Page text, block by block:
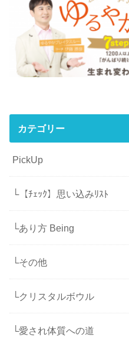
カテゴリー
PickUp
└【ﾁｪｯｸ】思い込みﾘｽﾄ
└あり方 Being
└その他
└クリスタルボウル
└愛され体質への道